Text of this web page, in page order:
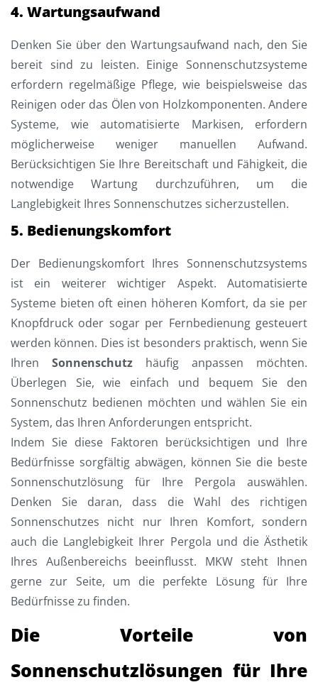
4. Wartungsaufwand
Denken Sie über den Wartungsaufwand nach, den Sie
bereit sind zu leisten. Einige Sonnenschutzsysteme
erfordern regelmäßige Pflege, wie beispielsweise das
Reinigen oder das Ölen von Holzkomponenten. Andere
Systeme, wie automatisierte Markisen, erfordern
möglicherweise weniger manuellen Aufwand.
Berücksichtigen Sie Ihre Bereitschaft und Fähigkeit, die
notwendige Wartung durchzuführen, um die
Langlebigkeit Ihres Sonnenschutzes sicherzustellen.
5. Bedienungskomfort
Der Bedienungskomfort Ihres Sonnenschutzsystems
ist ein weiterer wichtiger Aspekt. Automatisierte
Systeme bieten oft einen höheren Komfort, da sie per
Knopfdruck oder sogar per Fernbedienung gesteuert
werden können. Dies ist besonders praktisch, wenn Sie
Ihren Sonnenschutz häufig anpassen möchten.
Überlegen Sie, wie einfach und bequem Sie den
Sonnenschutz bedienen möchten und wählen Sie ein
System, das Ihren Anforderungen entspricht.
Indem Sie diese Faktoren berücksichtigen und Ihre
Bedürfnisse sorgfältig abwägen, können Sie die beste
Sonnenschutzlösung für Ihre Pergola auswählen.
Denken Sie daran, dass die Wahl des richtigen
Sonnenschutzes nicht nur Ihren Komfort, sondern
auch die Langlebigkeit Ihrer Pergola und die Ästhetik
Ihres Außenbereichs beeinflusst. MKW steht Ihnen
gerne zur Seite, um die perfekte Lösung für Ihre
Bedürfnisse zu finden.
Die Vorteile von
Sonnenschutzlösungen für Ihre